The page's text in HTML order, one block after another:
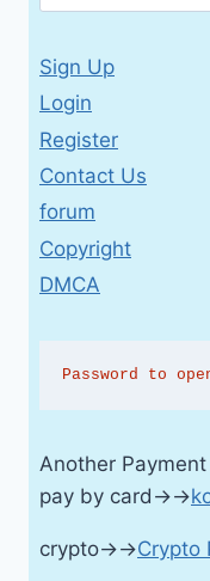
Sign Up
Login
Register
Contact Us
forum
Copyright
DMCA
Password to
Another
pay by card→→
crypto→→Crypto